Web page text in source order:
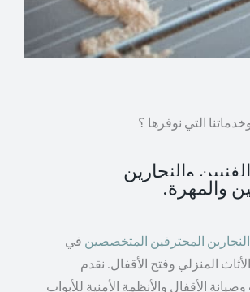
التي نوفرها ؟
والنجارين
والمهرة.
المحترفين المتخصصين في
المنزلي وفتح الأقفال. نقدم
الأقفال والأنظمة الأمنية للأبواب